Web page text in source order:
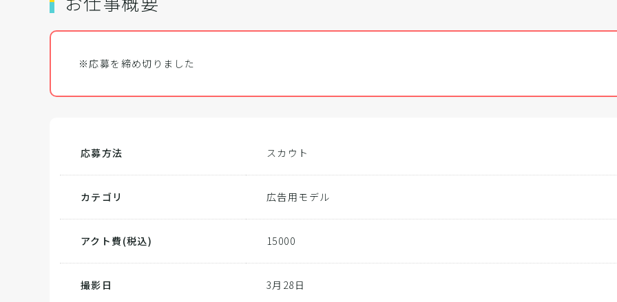
※応募を締め切りました
応募方法 スカウト
カテゴリ 広告用モデル
アクト費(税込) 15000
撮影日 3月28日